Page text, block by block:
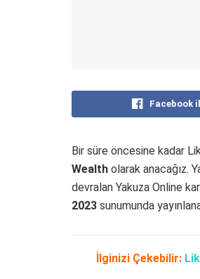
Facebook
Bir süre öncesine kadar
Wealth olarak anacağız.
devralan Yakuza Online
2023 sunumunda
İlginizi Çekebilir: